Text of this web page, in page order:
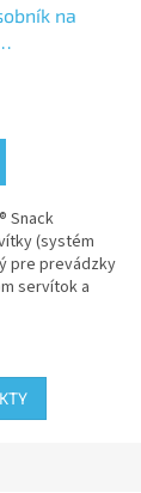
na
z
Snack
(systém
pre prevádzky
servítok a